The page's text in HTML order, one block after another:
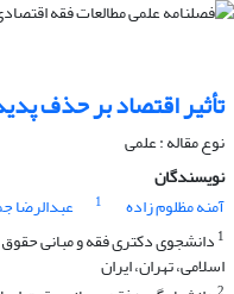
تأثیر اقتصاد بر حذف
نوع مقاله : علمی
نویسندگان
آمنه مظلوم زاده
1 عبدالرضا
1 دانشجوی دکتری فقه و مبانی حقوق
اسلامی، تهران، ایران